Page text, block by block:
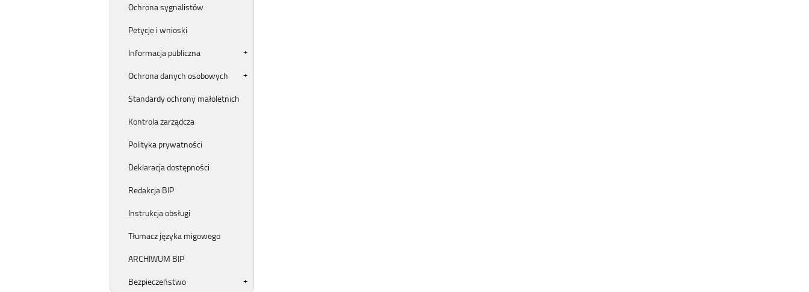
Ochrona sygnalistów
Petycje i wnioski
Informacja publiczna
Ochrona danych osobowych
Standardy ochrony małoletnich
Kontrola zarządcza
Polityka prywatności
Deklaracja dostępności
Redakcja BIP
Instrukcja obsługi
Tłumacz języka migowego
ARCHIWUM BIP
Bezpieczeństwo